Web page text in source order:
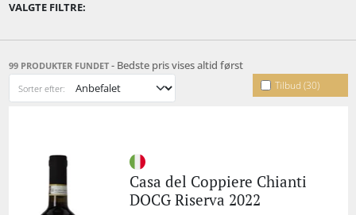
VALGTE FILTRE:
99 PRODUKTER FUNDET - Bedste pris vises altid først
Tilbud (30)
Sorter efter:
Casa del Coppiere Chianti
DOCG Riserva 2022